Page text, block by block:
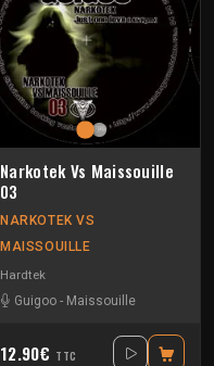
Narkotek Vs Maissouille
03
NARKOTEK VS
MAISSOUILLE
Hardtek
Guigoo - Maissouille
12.90€ TTC